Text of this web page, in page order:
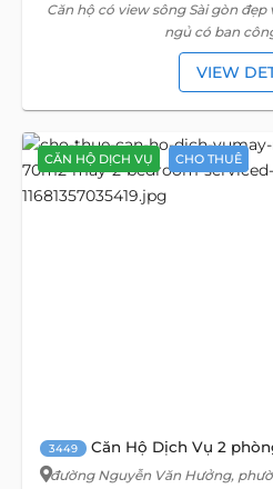
Căn hộ có view sông Sài gòn
ngủ có ban
VIEW
CĂN HỘ DỊCH VỤ CHO THUÊ
3449 Căn Hộ Dịch Vụ 2
đường Nguyễn Văn Hưởng,